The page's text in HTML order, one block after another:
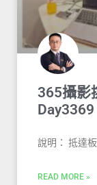
365攝影
Day3369
說明： 抵達
READ MORE »